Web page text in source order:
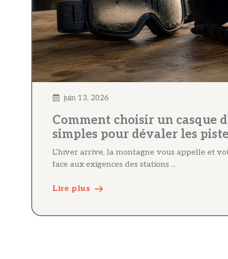
juin 13, 2026
Comment choisir un casque
simples pour dévaler les
L’hiver arrive, la montagne vous appelle et
face aux exigences des stations ...
Lire plus